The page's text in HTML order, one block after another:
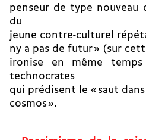
penseur de type nouveau
du
jeune contre-culturel
ny a pas de futur » (sur
ironise en même temps
technocrates
qui prédisent le « saut
cosmos ».